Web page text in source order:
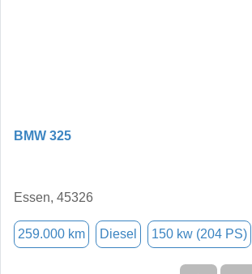
BMW 325
Essen, 45326
259.000 km Diesel 150 kw (204 PS)